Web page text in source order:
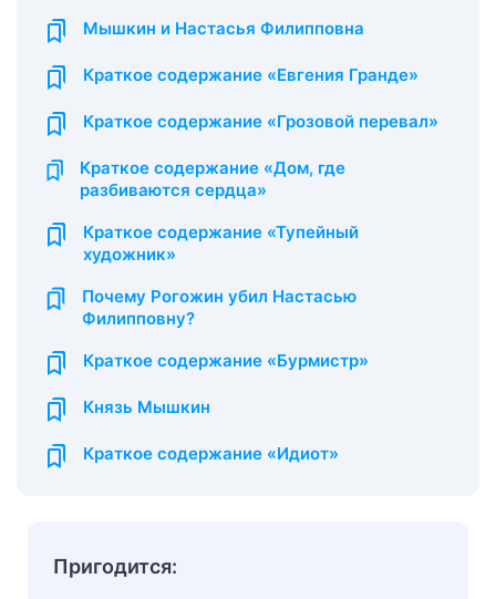
Мышкин и Настасья Филипповна
Краткое содержание «Евгения Гранде»
Краткое содержание «Грозовой перевал»
Краткое содержание «Дом, где
разбиваются сердца»
Краткое содержание «Тупейный
художник»
Почему Рогожин убил Настасью
Филипповну?
Краткое содержание «Бурмистр»
Князь Мышкин
Краткое содержание «Идиот»
Пригодится: